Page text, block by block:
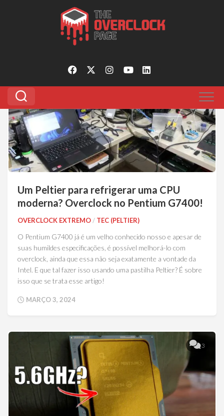
g7400 overclock
Um Peltier para refrigerar uma CPU
moderna? Overclock no Pentium G7400!
OVERCLOCK EXTREMO/ TEC (PELTIER)
O Pentium G7400 já é um velho conhecido nosso e apesar de
suas humildes especificações, é possível melhorá-lo com
overclock, ainda que essa não seja exatamente a vontade da
Intel. E que tal fazer isso usando uma pastilha Peltier? É sobre
isso que se trata esse artigo!
MARÇO 3, 2024
3